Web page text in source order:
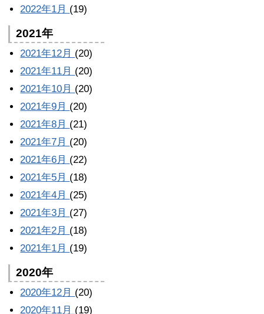
2022年1月 (19)
2021年
2021年12月 (20)
2021年11月 (20)
2021年10月 (20)
2021年9月 (20)
2021年8月 (21)
2021年7月 (20)
2021年6月 (22)
2021年5月 (18)
2021年4月 (25)
2021年3月 (27)
2021年2月 (18)
2021年1月 (19)
2020年
2020年12月 (20)
2020年11月 (19)